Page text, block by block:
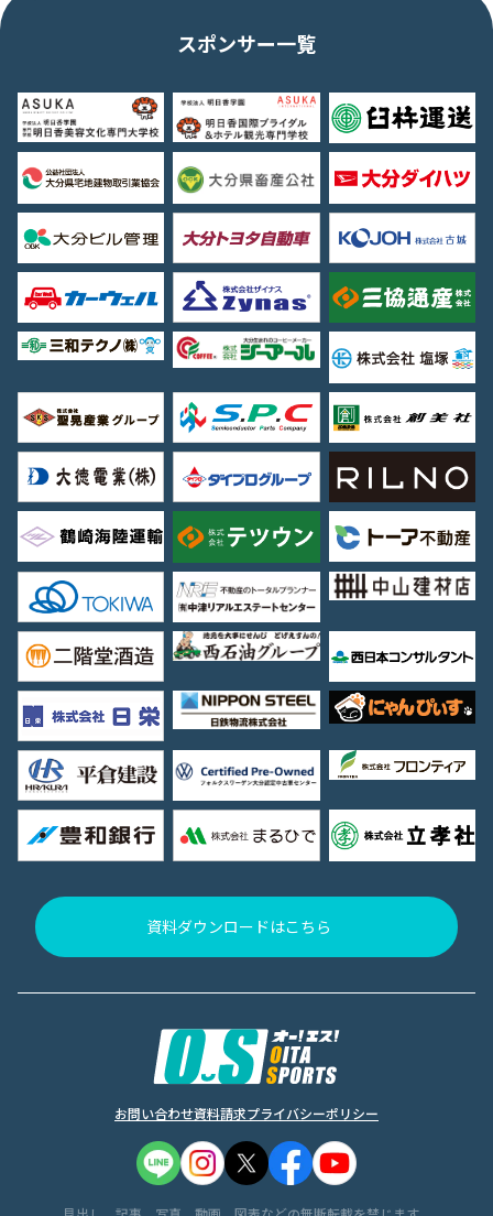
スポンサー一覧
資料ダウンロードはこちら
お問い合わせ資料請求プライバシーポリシー